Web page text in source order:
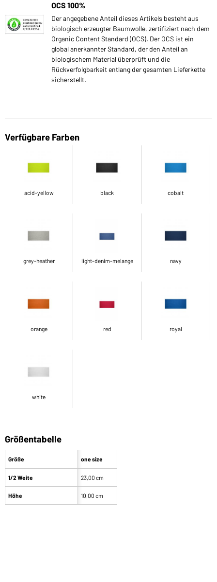
OCS 100%
Der angegebene Anteil dieses Artikels besteht aus
biologisch erzeugter Baumwolle, zertifiziert nach dem
Organic Content Standard (OCS). Der OCS ist ein
global anerkannter Standard, der den Anteil an
biologischem Material überprüft und die
Rückverfolgbarkeit entlang der gesamten Lieferkette
sicherstellt.
Verfügbare Farben
acid-yellow black cobalt
grey-heather light-denim-melange navy
orange red royal
white
Größentabelle
Größe
1/2 Weite
Höhe
one size
23,00 cm
10,00 cm